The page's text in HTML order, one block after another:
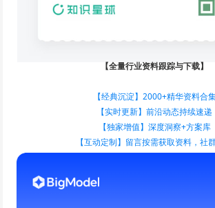
【全量行业资料跟踪与下载】
【经典沉淀】2000+精华资料合
【实时更新】前沿动态持续速递
【独家增值】深度洞察+方案库
【互动定制】留言按需获取资料，社